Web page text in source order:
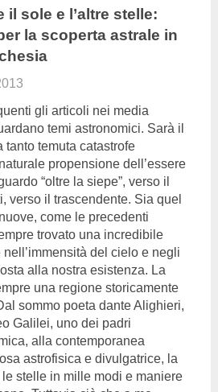
il sole e l’altre stelle:
la scoperta astrale in
gli articoli nei media
temi astronomici. Sarà il
tanto temuta catastrofe
propensione dell’essere
“oltre la siepe”, verso il
verso il trascendente. Sia quel
come le precedenti
trovato una incredibile
del cielo e negli
alla nostra esistenza. La
una regione storicamente
sommo poeta dante Alighieri,
Galilei, uno dei padri
alla contemporanea
astrofisica e divulgatrice, la
stelle in mille modi e maniere